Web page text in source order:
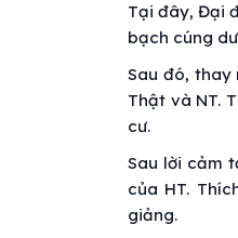
Tại đây, Đại
bạch cúng
Sau đó, thay
Thật và NT.
cư.
Sau lời cảm
của HT.
giảng.